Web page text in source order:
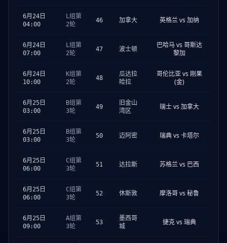
6月24日
04:00
L组第
2轮
46 加拿大 英格兰 vs 加纳
6月24日
07:00
L组第
2轮
47 波士顿
巴哈马 vs 哥斯达
黎加
6月24日
10:00
K组第
2轮
48
瓜达拉
哈拉
哥伦比亚 vs 刚果
(金)
6月25日
03:00
B组第
3轮
49
旧金山
湾区
瑞士 vs 加拿大
6月25日
03:00
B组第
3轮
50 迈阿密 瑞典 vs 卡塔尔
6月25日
06:00
C组第
3轮
51 达拉斯 苏格兰 vs 巴西
6月25日
06:00
C组第
3轮
52 休斯敦 摩洛哥 vs 秘鲁
6月25日
09:00
A组第
3轮
53
墨西哥
城
捷克 vs 瑞典